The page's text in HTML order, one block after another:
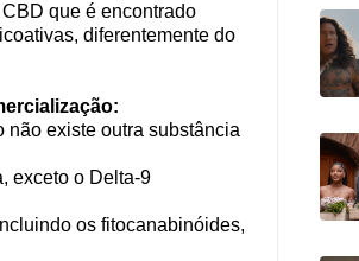
que é encontrado
diferentemente do
não existe outra substância
exceto o Delta-9
os fitocanabinóides,